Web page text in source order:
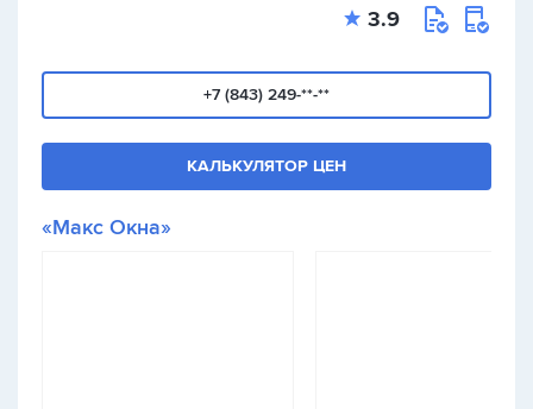
3.9
+7 (843) 249-**-**
КАЛЬКУЛЯТОР ЦЕН
«Макс Окна»